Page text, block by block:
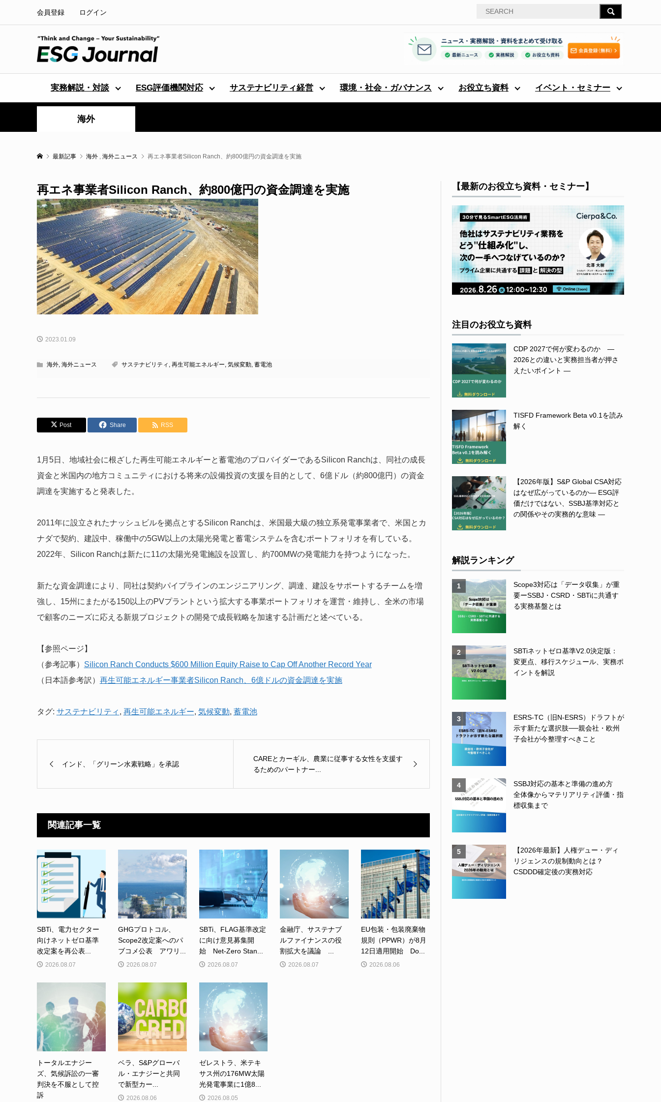
会員登録 ログイン
実務解説・対談 ESG評価機関対応 サステナビリティ経営 環境・社会・ガバナンス お役立ち資料 イベント・セミナー
海外
最新記事 海外 , 海外ニュース 再エネ事業者Silicon Ranch、約800億円の資金調達を実施
再エネ事業者Silicon Ranch、約800億円の資金調達を実施
2023.01.09
海外, 海外ニュース サステナビリティ , 再生可能エネルギー, 気候変動, 蓄電池
Post Share RSS
1月5日、地域社会に根ざした再生可能エネルギーと蓄電池のプロバイダーであるSilicon Ranchは、同社の成長
資金と米国内の地方コミュニティにおける将来の設備投資の支援を目的として、6億ドル（約800億円）の資金
調達を実施すると発表した。
2011年に設立されたナッシュビルを拠点とするSilicon Ranchは、米国最大級の独立系発電事業者で、米国とカ
ナダで契約、建設中、稼働中の5GW以上の太陽光発電と蓄電システムを含むポートフォリオを有している。
2022年、Silicon Ranchは新たに11の太陽光発電施設を設置し、約700MWの発電能力を持つようになった。
新たな資金調達により、同社は契約パイプラインのエンジニアリング、調達、建設をサポートするチームを増
強し、15州にまたがる150以上のPVプラントという拡大する事業ポートフォリオを運営・維持し、全米の市場
で顧客のニーズに応える新規プロジェクトの開発で成長戦略を加速する計画だと述べている。
【参照ページ】
（参考記事） Silicon Ranch Conducts $600 Million Equity Raise to Cap Off Another Record Year
（日本語参考訳） 再生可能エネルギー事業者Silicon Ranch、6億ドルの資金調達を実施
タグ: サステナビリティ , 再生可能エネルギー, 気候変動, 蓄電池
インド、「グリーン水素戦略」を承認
CAREとカーギル、農業に従事する女性を支援す
るためのパートナー...
関連記事一覧
SBTi、電力セクター
向けネットゼロ基準
改定案を再公表...
2026.08.07
GHGプロトコル、
Scope2改定案へのパ
ブコメ公表 アワリ...
2026.08.07
SBTi、FLAG基準改定
に向け意見募集開
始 Net-Zero Stan...
2026.08.07
金融庁、サステナブ
ルファイナンスの役
割拡大を議論 ...
2026.08.07
EU包装・包装廃棄物
規則（PPWR）が8月
12日適用開始 Do...
2026.08.06
トータルエナジー
ズ、気候訴訟の一審
判決を不服として控
訴
ベラ、S&Pグローバ
ル・エナジーと共同
で新型カー...
2026.08.06
ゼレストラ、米テキ
サス州の176MW太陽
光発電事業に1億8...
2026.08.05
【最新のお役立ち資料・セミナー】
注目のお役立ち資料
CDP 2027で何が変わるのか ―
2026との違いと実務担当者が押さ
えたいポイント ―
TISFD Framework Beta v0.1を読み
解く
【2026年版】S&P Global CSA対応
はなぜ広がっているのか― ESG評
価だけではない、SSBJ基準対応と
の関係やその実務的な意味 ―
解説ランキング
1
Scope3対応は「データ収集」が重
要ーSSBJ・CSRD・SBTiに共通す
る実務基盤とは
2
SBTiネットゼロ基準V2.0決定版：
変更点、移行スケジュール、実務ポ
イントを解説
3
ESRS-TC（旧N-ESRS）ドラフトが
示す新たな選択肢──親会社・欧州
子会社が今整理すべきこと
4
SSBJ対応の基本と準備の進め方
全体像からマテリアリティ評価・指
標収集まで
5
【2026年最新】人権デュー・ディ
リジェンスの規制動向とは？
CSDDD確定後の実務対応